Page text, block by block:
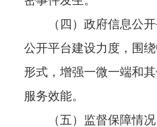
（四）政府信息公
公开平台建设力度，围
形式，增强一微一端和
服务效能。
（五）监督保障情